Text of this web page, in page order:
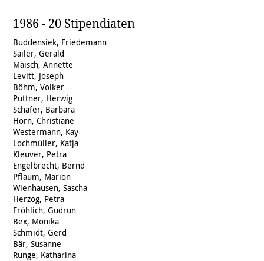
1986 - 20 Stipendiaten
Buddensiek, Friedemann
Sailer, Gerald
Maisch, Annette
Levitt, Joseph
Böhm, Volker
Puttner, Herwig
Schäfer, Barbara
Horn, Christiane
Westermann, Kay
Lochmüller, Katja
Kleuver, Petra
Engelbrecht, Bernd
Pflaum, Marion
Wienhausen, Sascha
Herzog, Petra
Fröhlich, Gudrun
Bex, Monika
Schmidt, Gerd
Bär, Susanne
Runge, Katharina